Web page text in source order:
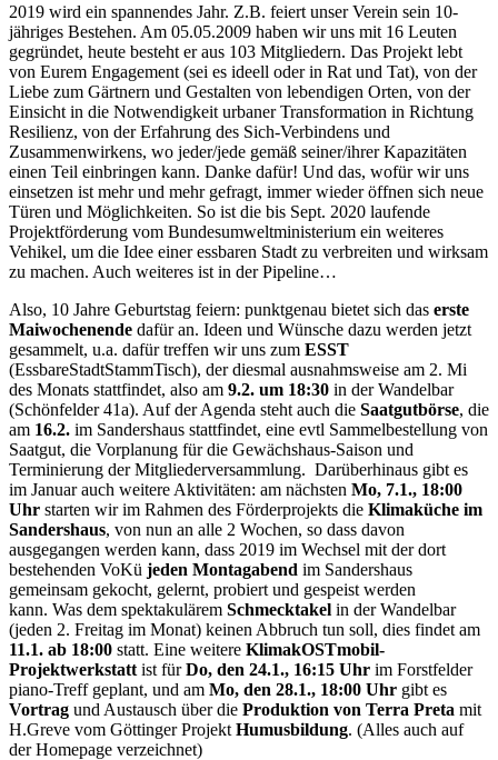
2019 wird ein spannendes Jahr. Z.B. feiert unser Verein sein 10-
jähriges Bestehen. Am 05.05.2009 haben wir uns mit 16 Leuten
gegründet, heute besteht er aus 103 Mitgliedern. Das Projekt lebt
von Eurem Engagement (sei es ideell oder in Rat und Tat), von der
Liebe zum Gärtnern und Gestalten von lebendigen Orten, von der
Einsicht in die Notwendigkeit urbaner Transformation in Richtung
Resilienz, von der Erfahrung des Sich-Verbindens und
Zusammenwirkens, wo jeder/jede gemäß seiner/ihrer Kapazitäten
einen Teil einbringen kann. Danke dafür! Und das, wofür wir uns
einsetzen ist mehr und mehr gefragt, immer wieder öffnen sich neue
Türen und Möglichkeiten. So ist die bis Sept. 2020 laufende
Projektförderung vom Bundesumweltministerium ein weiteres
Vehikel, um die Idee einer essbaren Stadt zu verbreiten und wirksam
zu machen. Auch weiteres ist in der Pipeline…
Also, 10 Jahre Geburtstag feiern: punktgenau bietet sich das erste
Maiwochenende dafür an. Ideen und Wünsche dazu werden jetzt
gesammelt, u.a. dafür treffen wir uns zum ESST
(EssbareStadtStammTisch), der diesmal ausnahmsweise am 2. Mi
des Monats stattfindet, also am 9.2. um 18:30 in der Wandelbar
(Schönfelder 41a). Auf der Agenda steht auch die Saatgutbörse, die
am 16.2. im Sandershaus stattfindet, eine evtl Sammelbestellung von
Saatgut, die Vorplanung für die Gewächshaus-Saison und
Terminierung der Mitgliederversammlung. Darüberhinaus gibt es
im Januar auch weitere Aktivitäten: am nächsten Mo, 7.1., 18:00
Uhr starten wir im Rahmen des Förderprojekts die Klimaküche im
Sandershaus, von nun an alle 2 Wochen, so dass davon
ausgegangen werden kann, dass 2019 im Wechsel mit der dort
bestehenden VoKü jeden Montagabend im Sandershaus
gemeinsam gekocht, gelernt, probiert und gespeist werden
kann. Was dem spektakulärem Schmecktakel in der Wandelbar
(jeden 2. Freitag im Monat) keinen Abbruch tun soll, dies findet am
11.1. ab 18:00 statt. Eine weitere KlimakOSTmobil-
Projektwerkstatt ist fürDo, den 24.1., 16:15 Uhr im Forstfelder
piano-Treff geplant, und am Mo, den 28.1., 18:00 Uhr gibt es
Vortrag und Austausch über die Produktion von Terra Preta mit
H.Greve vom Göttinger Projekt Humusbildung. (Alles auch auf
der Homepage verzeichnet)